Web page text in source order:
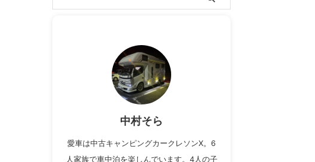
中村そら
愛車は中古キャンピングカークレソンX。6
人家族で車中泊を楽しんでいます。4人の子